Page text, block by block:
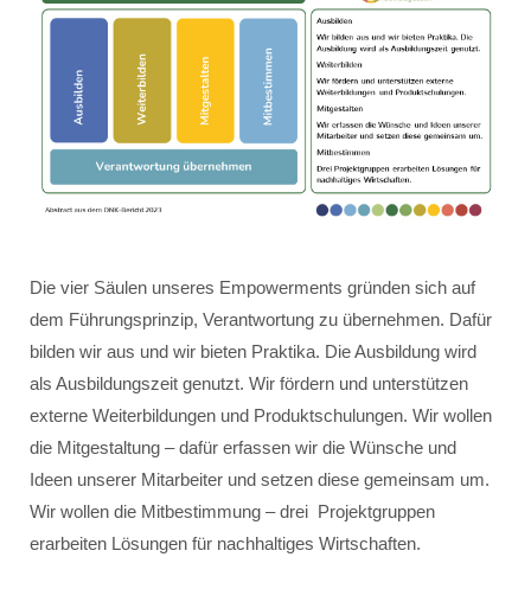
Die vier Säulen unseres Empowerments gründen sich auf
dem Führungsprinzip, Verantwortung zu übernehmen. Dafür
bilden wir aus und wir bieten Praktika. Die Ausbildung wird
als Ausbildungszeit genutzt. Wir fördern und unterstützen
externe Weiterbildungen und Produktschulungen. Wir wollen
die Mitgestaltung – dafür erfassen wir die Wünsche und
Ideen unserer Mitarbeiter und setzen diese gemeinsam um.
Wir wollen die Mitbestimmung – drei Projektgruppen
erarbeiten Lösungen für nachhaltiges Wirtschaften.